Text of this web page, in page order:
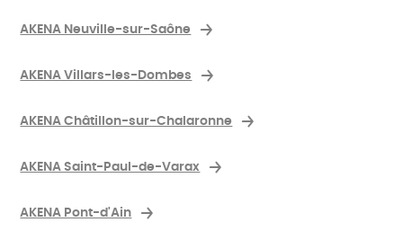
AKENA Neuville-sur-Saône
AKENA Villars-les-Dombes
AKENA Châtillon-sur-Chalaronne
AKENA Saint-Paul-de-Varax
AKENA Pont-d'Ain